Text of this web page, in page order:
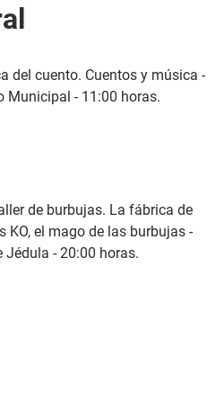
del cuento. Cuentos y música -
Municipal - 11:00 horas.
de burbujas. La fábrica de
KO, el mago de las burbujas -
- 20:00 horas.